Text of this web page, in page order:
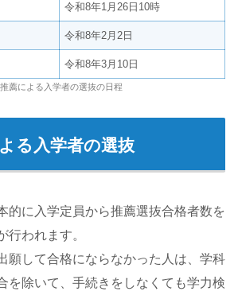
令和8年1月26日10時
令和8年2月2日
令和8年3月10日
による入学者の選抜の日程
る入学者の選抜
的に入学定員から推薦選抜合格者数を
行われます。
願して合格にならなかった人は、学科
を除いて、手続きをしなくても学力検